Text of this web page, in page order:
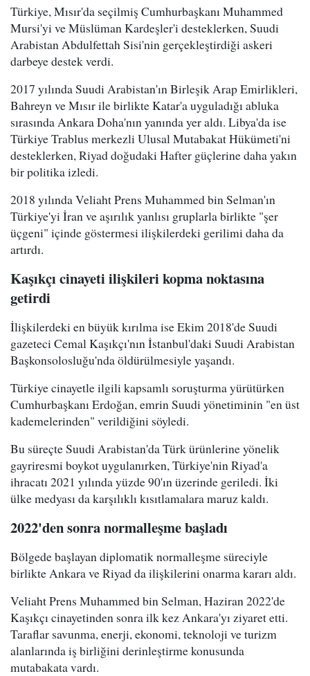
Türkiye, Mısır'da seçilmiş Cumhurbaşkanı Muhammed
Mursi'yi ve Müslüman Kardeşler'i desteklerken, Suudi
Arabistan Abdulfettah Sisi'nin gerçekleştirdiği askeri
darbeye destek verdi.
2017 yılında Suudi Arabistan'ın Birleşik Arap Emirlikleri,
Bahreyn ve Mısır ile birlikte Katar'a uyguladığı abluka
sırasında Ankara Doha'nın yanında yer aldı. Libya'da ise
Türkiye Trablus merkezli Ulusal Mutabakat Hükümeti'ni
desteklerken, Riyad doğudaki Hafter güçlerine daha yakın
bir politika izledi.
2018 yılında Veliaht Prens Muhammed bin Selman'ın
Türkiye'yi İran ve aşırılık yanlısı gruplarla birlikte "şer
üçgeni" içinde göstermesi ilişkilerdeki gerilimi daha da
artırdı.
Kaşıkçı cinayeti ilişkileri kopma noktasına
getirdi
İlişkilerdeki en büyük kırılma ise Ekim 2018'de Suudi
gazeteci Cemal Kaşıkçı'nın İstanbul'daki Suudi Arabistan
Başkonsolosluğu'nda öldürülmesiyle yaşandı.
Türkiye cinayetle ilgili kapsamlı soruşturma yürütürken
Cumhurbaşkanı Erdoğan, emrin Suudi yönetiminin "en üst
kademelerinden" verildiğini söyledi.
Bu süreçte Suudi Arabistan'da Türk ürünlerine yönelik
gayriresmi boykot uygulanırken, Türkiye'nin Riyad'a
ihracatı 2021 yılında yüzde 90'ın üzerinde geriledi. İki
ülke medyası da karşılıklı kısıtlamalara maruz kaldı.
2022'den sonra normalleşme başladı
Bölgede başlayan diplomatik normalleşme süreciyle
birlikte Ankara ve Riyad da ilişkilerini onarma kararı aldı.
Veliaht Prens Muhammed bin Selman, Haziran 2022'de
Kaşıkçı cinayetinden sonra ilk kez Ankara'yı ziyaret etti.
Taraflar savunma, enerji, ekonomi, teknoloji ve turizm
alanlarında iş birliğini derinleştirme konusunda
mutabakata vardı.